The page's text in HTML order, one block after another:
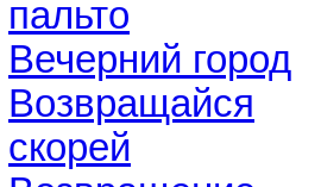
пальто
Вечерний город
Возвращайся
скорей